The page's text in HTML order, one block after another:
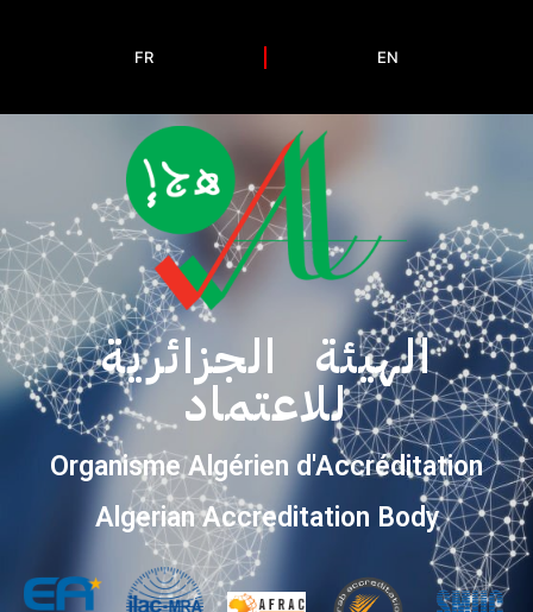
FR EN
الهيئة الجزائرية
للاعتماد
Organisme Algérien d'Accréditation
Algerian Accreditation Body